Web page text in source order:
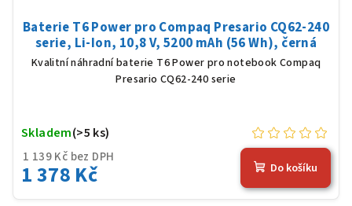
Baterie T6 Power pro Compaq Presario CQ62-240
serie, Li-Ion, 10,8 V, 5200 mAh (56 Wh), černá
Kvalitní náhradní baterie T6 Power pro notebook Compaq
Presario CQ62-240 serie
1 139 Kč bez DPH
1 378 Kč
Skladem(>5 ks)
Do košíku